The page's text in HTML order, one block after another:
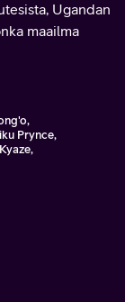
Ugandan
maailma
Prynce,